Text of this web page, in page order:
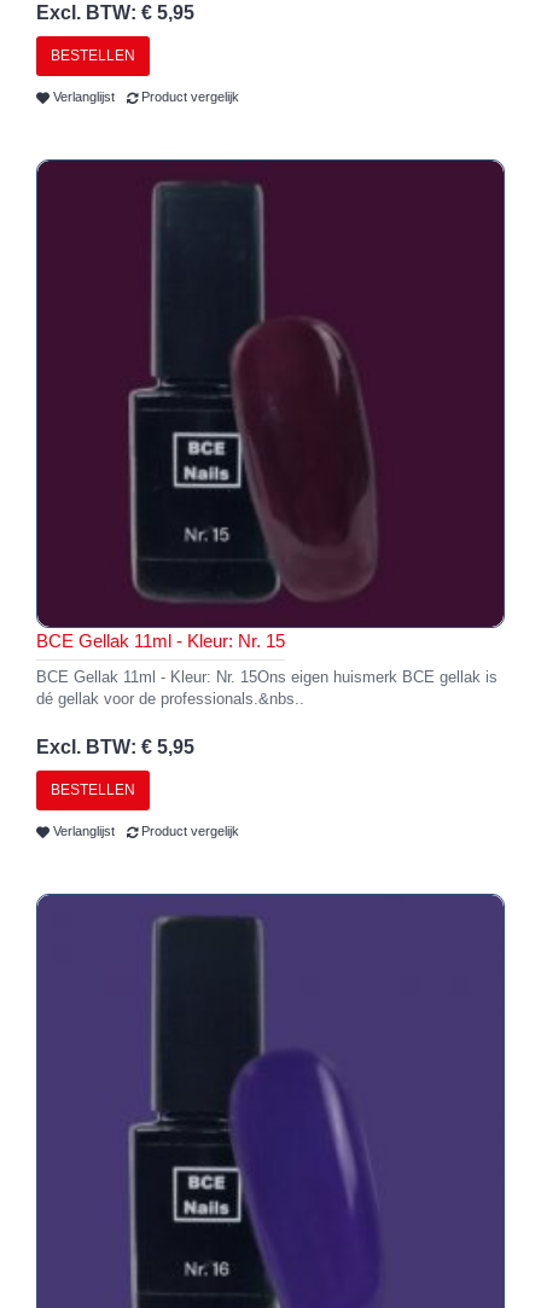
Excl. BTW: € 5,95
BESTELLEN
Verlanglijst Product vergelijk
BCE Gellak 11ml - Kleur: Nr. 15
BCE Gellak 11ml - Kleur: Nr. 15Ons eigen huismerk BCE gellak is
dé gellak voor de professionals.&nbs..
Excl. BTW: € 5,95
BESTELLEN
Verlanglijst Product vergelijk